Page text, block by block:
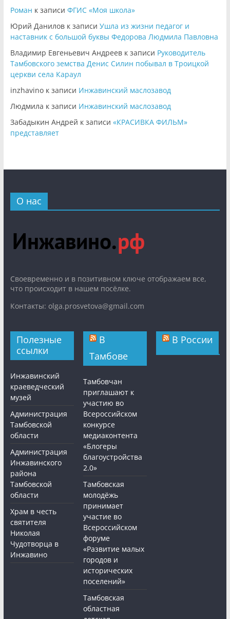
Роман к записи ФГИС «Моя школа»
Юрий Даниловк записи Ушла из жизни педагог и
наставник с большой буквы Федорова Людмила Павловна
Владимир Евгеньевич Андреевк записи Руководитель
Тамбовского земства Денис Силин побывал в Троицкой
церкви села Караул
inzhavinoк записи Инжавинский маслозавод
Людмила к записи Инжавинский маслозавод
Забадыкин Андрей к записи «КРАСИВКА ФИЛЬМ»
представляет
О нас
Cвоевременно и в позитивном ключе отображаем все,
что происходит в нашем посёлке.
Контакты: olga.prosvetova@gmail.com
Полезные
ссылки
Инжавинский
краеведческий
музей
Администрация
Тамбовской
области
Администрация
Инжавинского
района
Тамбовской
области
Храм в честь
святителя
Николая
Чудотворца в
Инжавино
В
Тамбове
Тамбовчан
приглашают к
участию во
Всероссийском
конкурсе
медиаконтента
«Блогеры
благоустройства
2.0»
Тамбовская
молодёжь
принимает
участие во
Всероссийском
форуме
«Развитие малых
городов и
исторических
поселений»
Тамбовская
областная
В России